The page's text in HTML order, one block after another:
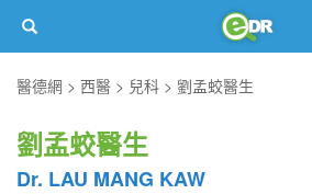
醫德網
西醫 兒科 劉孟蛟醫生
劉孟蛟醫生
Dr. LAU MANG KAW